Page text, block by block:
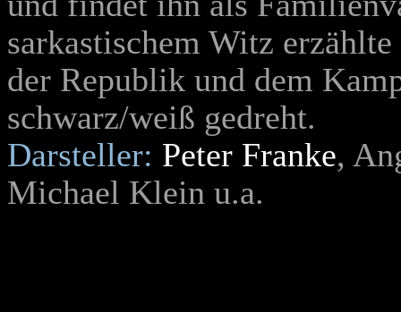
sarkastischem Witz
der Republik und dem
schwarz/weiß gedreht.
Darsteller: Peter Franke,
Michael Klein u.a.